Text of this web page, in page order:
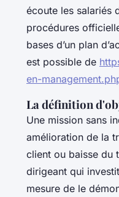
écoute les salariés
procédures
bases d’un plan
est possible de
en-
La définition
Une mission sans
amélioration de la
client ou baisse du
dirigeant qui
mesure de le